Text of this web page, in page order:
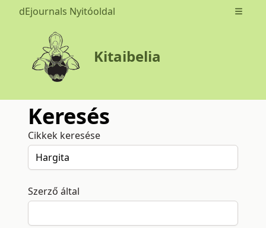
dEjournals Nyitóoldal Open
Kitaibelia
Keresés
Cikkek keresése
Szerző által